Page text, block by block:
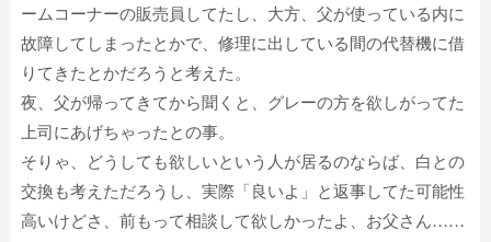
ームコーナーの販売員してたし、大方、父が使っている内に
故障してしまったとかで、修理に出している間の代替機に借
りてきたとかだろうと考えた。
夜、父が帰ってきてから聞くと、グレーの方を欲しがってた
上司にあげちゃったとの事。
そりゃ、どうしても欲しいという人が居るのならば、白との
交換も考えただろうし、実際「良いよ」と返事してた可能性
高いけどさ、前もって相談して欲しかったよ、お父さん……